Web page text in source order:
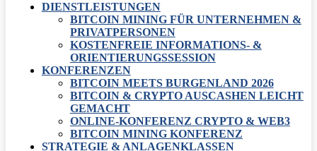
DIENSTLEISTUNGEN
BITCOIN MINING FÜR UNTERNEHMEN &
PRIVATPERSONEN
KOSTENFREIE INFORMATIONS- &
ORIENTIERUNGSSESSION
KONFERENZEN
BITCOIN MEETS BURGENLAND 2026
BITCOIN & CRYPTO AUSCASHEN LEICHT
GEMACHT
ONLINE-KONFERENZ CRYPTO & WEB3
BITCOIN MINING KONFERENZ
STRATEGIE & ANLAGENKLASSEN